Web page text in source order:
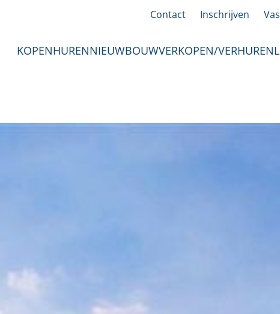
Contact Inschrijven
KOPENHURENNIEUWBOUWVERKOPEN/VERHUREN